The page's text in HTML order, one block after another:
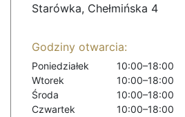
Starówka, Chełmińska 4
Godziny otwarcia:
Poniedziałek
10:00–18:00
Wtorek
10:00–18:00
Środa
10:00–18:00
Czwartek
10:00–18:00